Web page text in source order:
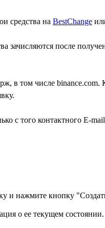
средства на BestChange
зачисляются после
в том числе binance.com.
с того контактного Е-
и нажмите кнопку
о ее текущем состоянии.